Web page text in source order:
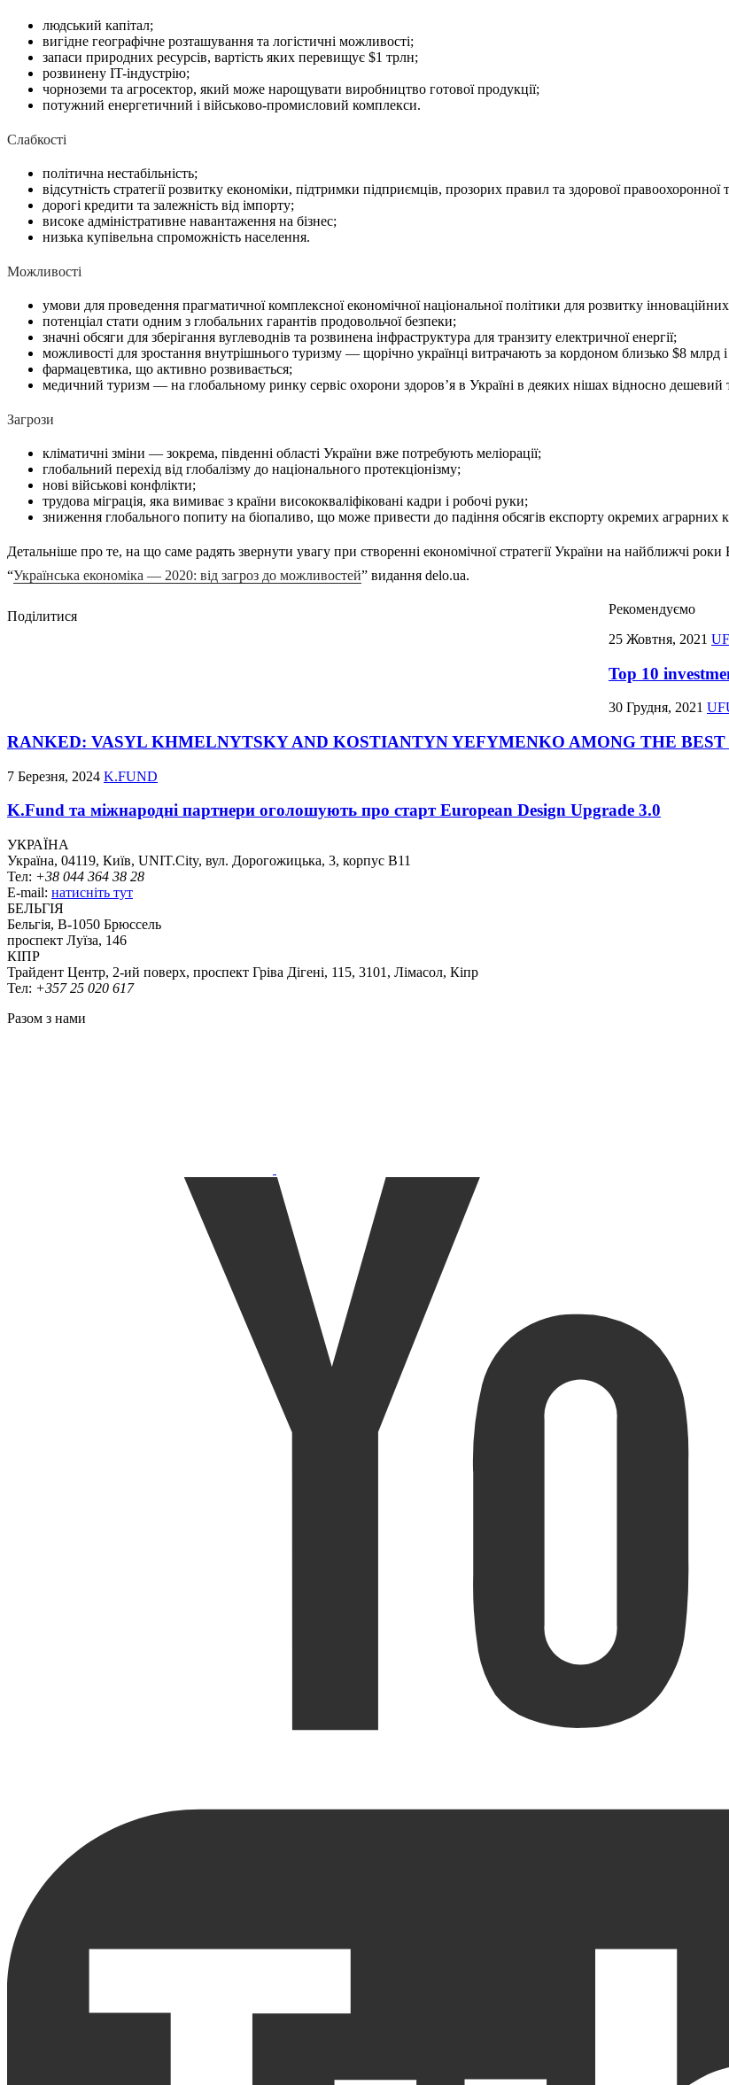
людський капітал;
вигідне географічне розташування та логістичні можливості;
запаси природних ресурсів, вартість яких перевищує $1 трлн;
розвинену IT-індустрію;
чорноземи та агросектор, який може нарощувати виробництво готової продукції;
потужний енергетичний і військово-промисловий комплекси.
Слабкості
політична нестабільність;
відсутність стратегії розвитку економіки, підтримки підприємців, прозорих правил та здорової правоохоронної
дорогі кредити та залежність від імпорту;
високе адміністративне навантаження на бізнес;
низька купівельна спроможність населення.
Можливості
умови для проведення прагматичної комплексної економічної національної політики для розвитку
потенціал стати одним з глобальних гарантів продовольчої безпеки;
значні обсяги для зберігання вуглеводнів та розвинена інфраструктура для транзиту електричної енергії;
можливості для зростання внутрішнього туризму — щорічно українці витрачають за кордоном близько $8 млрд
фармацевтика, що активно розвивається;
медичний туризм — на глобальному ринку сервіс охорони здоров’я в Україні в деяких нішах відносно дешевий
Загрози
кліматичні зміни — зокрема, південні області України вже потребують меліорації;
глобальний перехід від глобалізму до національного протекціонізму;
нові військові конфлікти;
трудова міграція, яка вимиває з країни висококваліфіковані кадри і робочі руки;
зниження глобального попиту на біопаливо, що може привести до падіння обсягів експорту окремих аграрних
Детальніше про те, на що саме радять звернути увагу при створенні економічної стратегії України на найближчі
“Українська економіка — 2020: від загроз до можливостей” видання delo.ua.
Поділитися
Рекомендуємо
25 Жовтня, 2021
Top 10
30 Грудня, 2021
RANKED: VASYL KHMELNYTSKY AND KOSTIANTYN YEFYMENKO AMONG THE
7 Березня, 2024 K.FUND
K.Fund та міжнародні партнери оголошують про старт European Design Upgrade 3.0
УКРАЇНА
Україна, 04119, Київ, UNIT.City, вул. Дорогожицька, 3, корпус B11
Тел: +38 044 364 38 28
E-mail: натисніть тут
БЕЛЬГІЯ
Бельгія, В-1050 Брюссель
проспект Луїза, 146
КІПР
Трайдент Центр, 2-ий поверх, проспект Гріва Дігені, 115, 3101, Лімасол, Кіпр
Тел: +357 25 020 617
Разом з нами